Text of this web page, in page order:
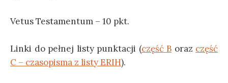
Vetus Testamentum – 10 pkt.
Linki do pełnej listy punktacji (część B oraz część
C – czasopisma z listy ERIH).